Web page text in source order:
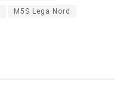
M5S Lega Nord